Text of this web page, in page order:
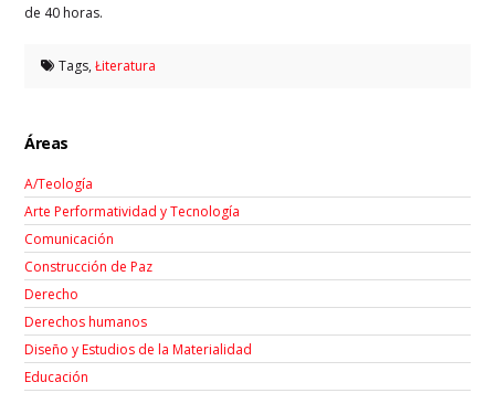
de 40 horas.
Tags,Łiteratura
Áreas
A/Teología
Arte Performatividad y Tecnología
Comunicación
Construcción de Paz
Derecho
Derechos humanos
Diseño y Estudios de la Materialidad
Educación